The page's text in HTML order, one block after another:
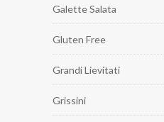
Galette Salata
Gluten Free
Grandi Lievitati
Grissini